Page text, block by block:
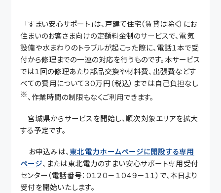
「すまい安心サポート」は、戸建て住宅（賃貸は除く）にお
住まいのお客さま向けの定額料金制のサービスで、 電気
設備や水まわりのトラブルが起こった際に、電話１本で受
付から修理までの一連の対応を行うものです。本サービス
では１回の修理あたり部品交換や材料費、出張費などす
べての費用について３０万円（税込）までは自己負担なし
※、作業時間の制限もなくご利用できます。
宮城県からサービスを開始し、順次対象エリアを拡大
する予定です。
お申込みは、東北電力ホームページに開設する専用
ページ、 または東北電力のすまい安心サポート専用受付
センター （電話番号：０１２０－１０４９－１１）で、本日より
受付を開始いたします。